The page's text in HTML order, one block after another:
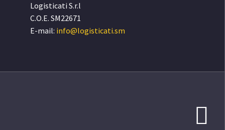
Logisticati S.r.l
C.O.E. SM22671
E-mail: info@logisticati.sm

